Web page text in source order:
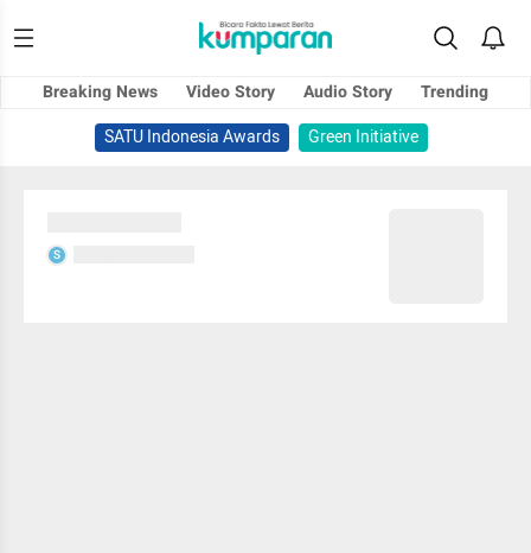
Breaking News Video Story Audio Story
Trending
SATU Indonesia Awards
Green Initiative
S